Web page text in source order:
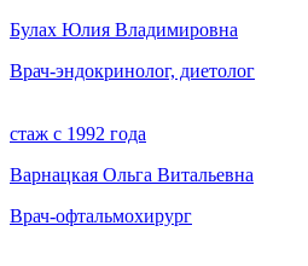
Булах Юлия Владимировна
Врач-эндокринолог, диетолог
стаж с 1992 года
Варнацкая Ольга Витальевна
Врач-офтальмохирург